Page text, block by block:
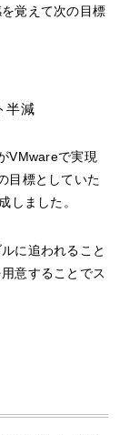
覚えて次の目標
半減
VMwareで実現
目標としていた
しました。
に追われること
意することでス